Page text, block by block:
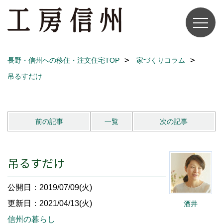
長野・信州への移住・注文住宅TOP
家づくりコラム
吊るすだけ
前の記事 一覧 次の記事
酒井
吊るすだけ
公開日：2019/07/09(火)
更新日：2021/04/13(火)
信州の暮らし